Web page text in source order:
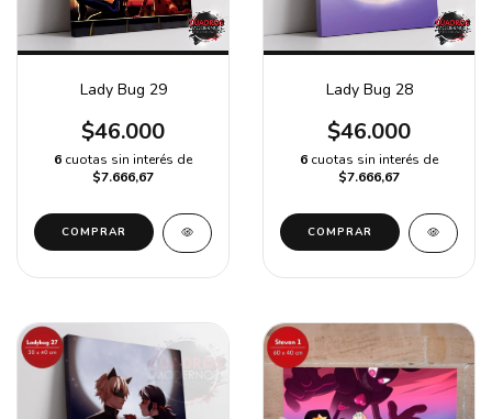
Lady Bug 29
$46.000
6 cuotas sin interés de
$7.666,67
Lady Bug 28
$46.000
6 cuotas sin interés de
$7.666,67